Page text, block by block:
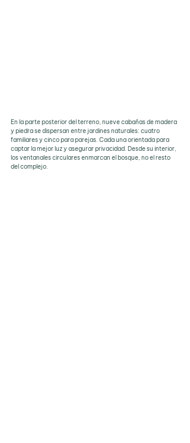
En la parte posterior del terreno, nueve cabañas de madera
y piedra se dispersan entre jardines naturales: cuatro
familiares y cinco para parejas. Cada una orientada para
captar la mejor luz y asegurar privacidad. Desde su interior,
los ventanales circulares enmarcan el bosque, no el resto
del complejo.